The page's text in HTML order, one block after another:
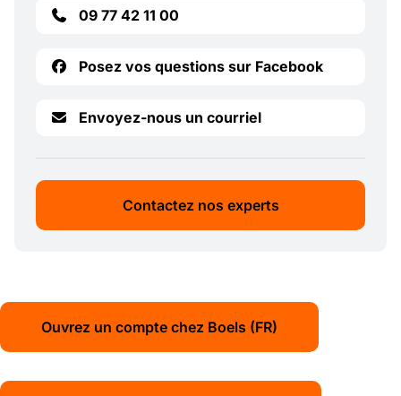
09 77 42 11 00
Posez vos questions sur Facebook
Envoyez-nous un courriel
Contactez nos experts
Ouvrez un compte chez Boels (FR)